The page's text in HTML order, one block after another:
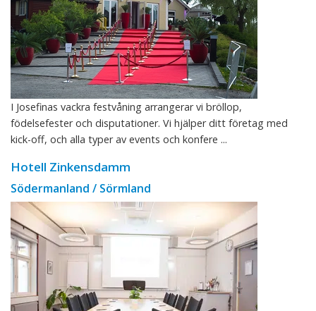
I Josefinas vackra festvåning arrangerar vi bröllop,
födelsefester och disputationer. Vi hjälper ditt företag med
kick-off, och alla typer av events och konfere ...
Hotell Zinkensdamm
Södermanland / Sörmland